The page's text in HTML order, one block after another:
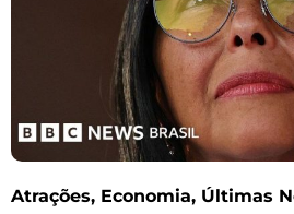
Atrações, Economia, Últimas